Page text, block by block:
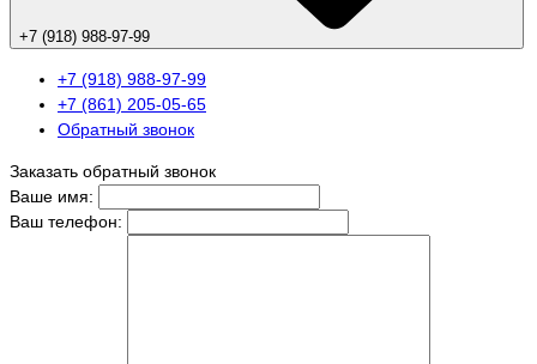
+7 (918) 988-97-99
+7 (918) 988-97-99
+7 (861) 205-05-65
Обратный звонок
Заказать обратный звонок
Ваше имя:
Ваш телефон: